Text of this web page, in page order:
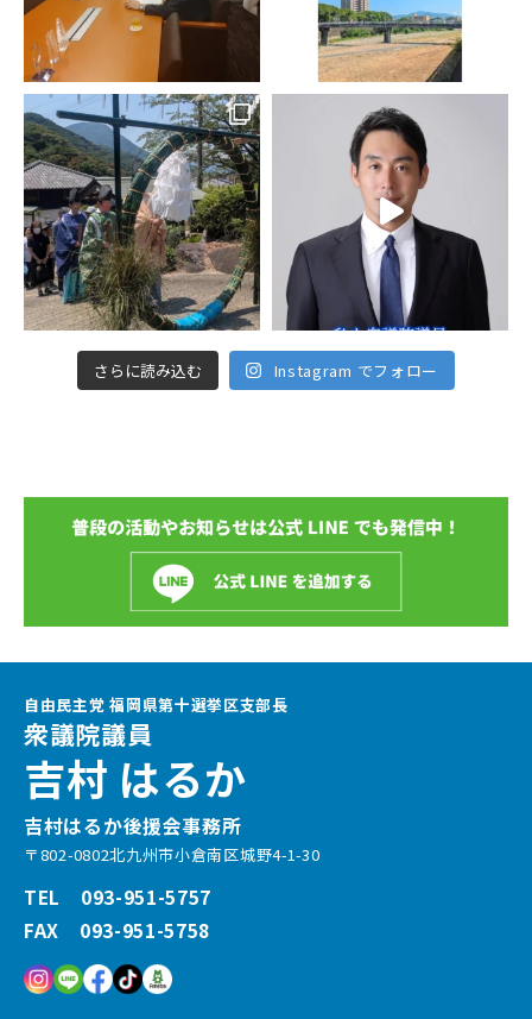
さらに読み込む Instagram でフォロー
自由民主党 福岡県第十選挙区支部長
衆議院議員
吉村 はるか
吉村はるか後援会事務所
〒802-0802北九州市小倉南区城野4-1-30
TEL 093-951-5757
FAX 093-951-5758